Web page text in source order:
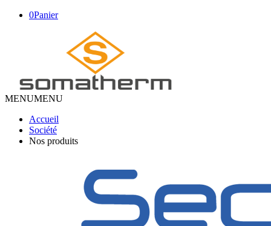
0Panier
MENUMENU
Accueil
Société
Nos produits